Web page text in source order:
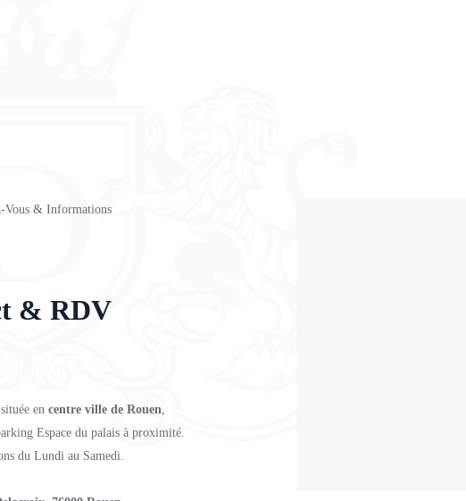
Vous & Informations
& RDV
en centre ville de Rouen,
Espace du palais à proximité.
du Lundi au Samedi.